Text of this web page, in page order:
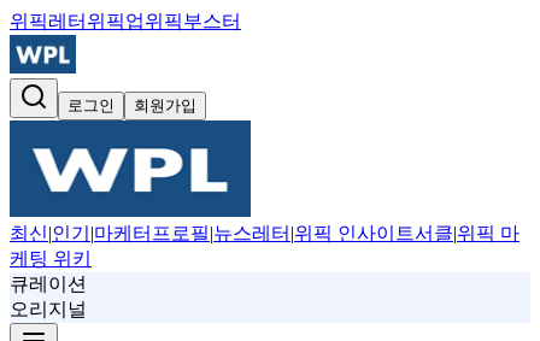
위픽레터 위픽업위픽부스터
로그인 회원가입
최신|인기 |마케터프로필|뉴스레터 |위픽 인사이트서클|위픽 마
케팅 위키
큐레이션
오리지널